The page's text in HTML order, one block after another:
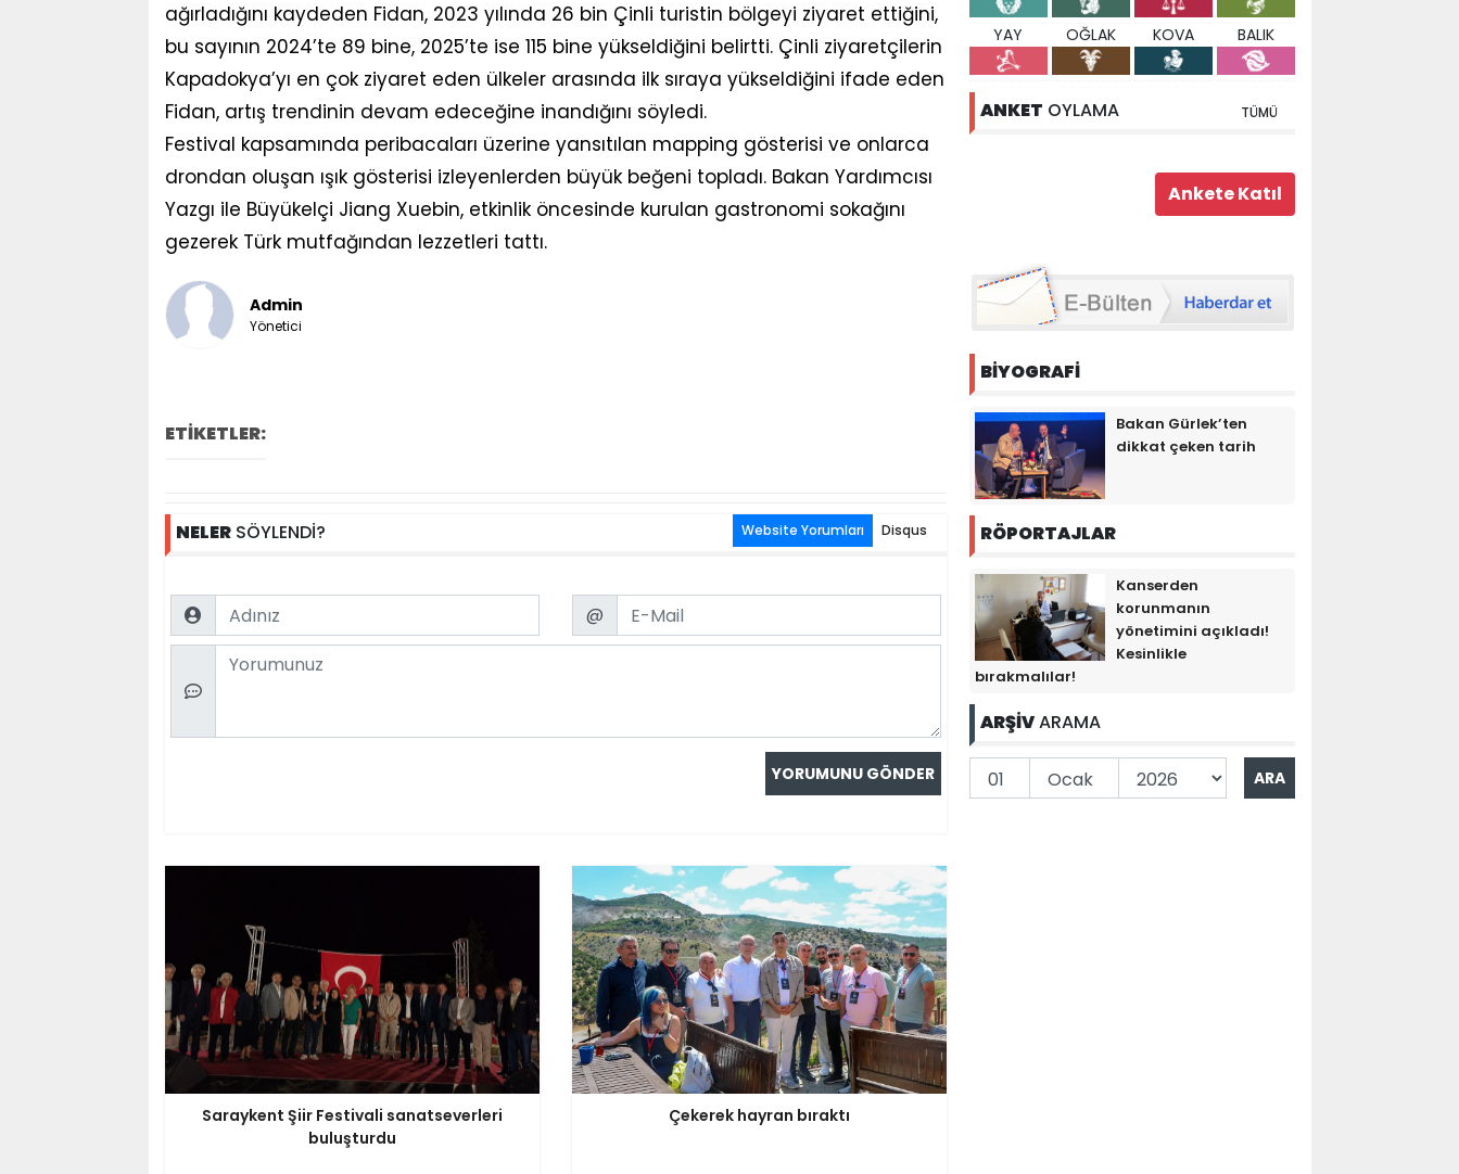
ağırladığını kaydeden Fidan, 2023 yılında 26 bin Çinli turistin bölgeyi ziyaret ettiğini,
bu sayının 2024’te 89 bine, 2025’te ise 115 bine yükseldiğini belirtti. Çinli ziyaretçilerin
Kapadokya’yı en çok ziyaret eden ülkeler arasında ilk sıraya yükseldiğini ifade eden
Fidan, artış trendinin devam edeceğine inandığını söyledi.
Festival kapsamında peribacaları üzerine yansıtılan mapping gösterisi ve onlarca
drondan oluşan ışık gösterisi izleyenlerden büyük beğeni topladı. Bakan Yardımcısı
Yazgı ile Büyükelçi Jiang Xuebin, etkinlik öncesinde kurulan gastronomi sokağını
gezerek Türk mutfağından lezzetleri tattı.
Admin
Yönetici
ETİKETLER:
NELERSÖYLENDİ? Website Yorumları Disqus
Name Email
@
Comment
Saraykent Şiir Festivali sanatseverleri
buluşturdu
Çekerek hayran bıraktı
YAY OĞLAK KOVA BALIK
ANKET OYLAMA TÜMÜ
BİYOGRAFİ
Bakan Gürlek’ten
dikkat çeken tarih
RÖPORTAJLAR
Kanserden
korunmanın
yönetimini açıkladı!
Kesinlikle
bırakmalılar!
ARŞİVARAMA